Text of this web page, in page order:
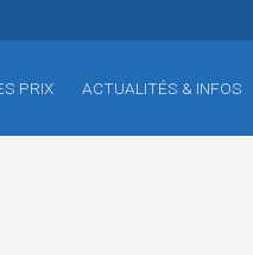
PRIX ACTUALITÉS & INFOS